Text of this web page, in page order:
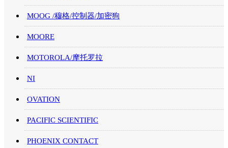
MOOG /穆格/控制器/加密狗
MOORE
MOTOROLA/摩托罗拉
NI
OVATION
PACIFIC SCIENTIFIC
PHOENIX CONTACT